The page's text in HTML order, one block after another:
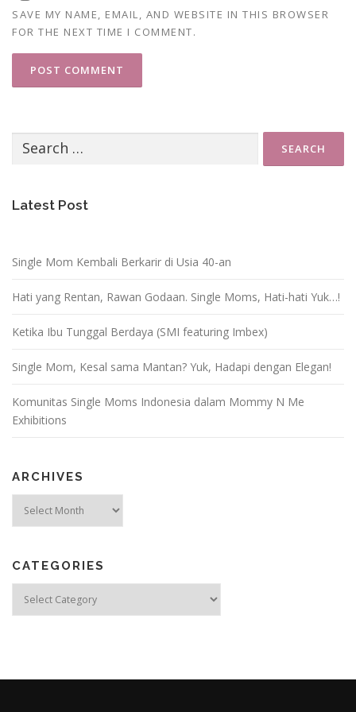
SAVE MY NAME, EMAIL, AND WEBSITE IN THIS BROWSER
FOR THE NEXT TIME I COMMENT.
Search
for:
Latest Post
Single Mom Kembali Berkarir di Usia 40-an
Hati yang Rentan, Rawan Godaan. Single Moms, Hati-hati Yuk…!
Ketika Ibu Tunggal Berdaya (SMI featuring Imbex)
Single Mom, Kesal sama Mantan? Yuk, Hadapi dengan Elegan!
Komunitas Single Moms Indonesia dalam Mommy N Me
Exhibitions
ARCHIVES
CATEGORIES